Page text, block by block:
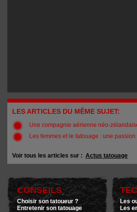
LES ARTICLES DU MÊME SUJET:
Une compagnie aérienne néo-
Les femmes et le tatouage : une passion
Voir tous les articles sur : Actus tatouage
CONSEILS
Choisir son tatoueur ?
Entretenir son tatouage
Les
Les